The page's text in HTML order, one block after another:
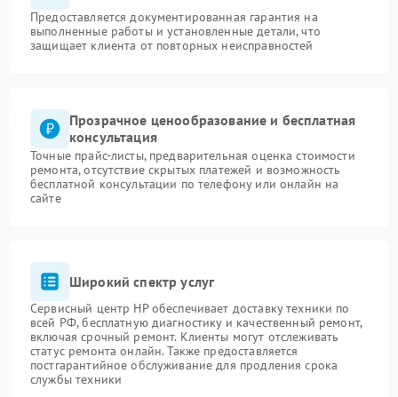
Предоставляется документированная гарантия на
выполненные работы и установленные детали, что
защищает клиента от повторных неисправностей
Прозрачное ценообразование и бесплатная
консультация
Точные прайс-листы, предварительная оценка стоимости
ремонта, отсутствие скрытых платежей и возможность
бесплатной консультации по телефону или онлайн на
сайте
Широкий спектр услуг
Сервисный центр HP обеспечивает доставку техники по
всей РФ, бесплатную диагностику и качественный ремонт,
включая срочный ремонт. Клиенты могут отслеживать
статус ремонта онлайн. Также предоставляется
постгарантийное обслуживание для продления срока
службы техники